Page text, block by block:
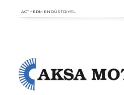
ACTHERM ENDÜSTRIYEL